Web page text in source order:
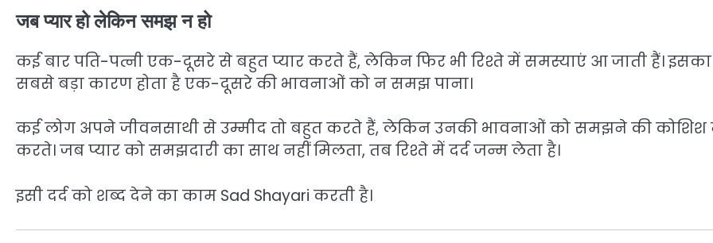
जब प्यार हो लेकिन समझ न हो
कई बार पति-पत्नी एक-दूसरे से बहुत प्यार करते हैं, लेकिन फिर भी रिश्ते में समस्याएं आ जाती हैं। इसका
सबसे बड़ा कारण होता है एक-दूसरे की भावनाओं को न समझ पाना।
कई लोग अपने जीवनसाथी से उम्मीद तो बहुत करते हैं, लेकिन उनकी भावनाओं को समझने की कोशिश
करते। जब प्यार को समझदारी का साथ नहीं मिलता, तब रिश्ते में दर्द जन्म लेता है।
इसी दर्द को शब्द देने का काम Sad Shayari करती है।